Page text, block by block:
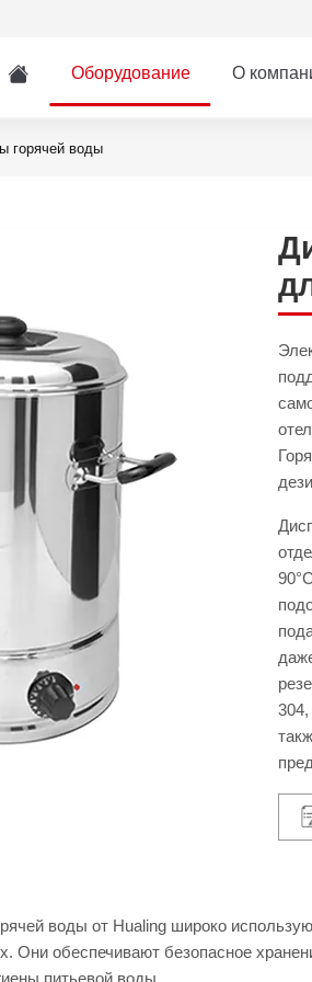
Оборудование О
горячей воды
воды от Hualing широко
Они обеспечивают безопасное
питьевой воды.